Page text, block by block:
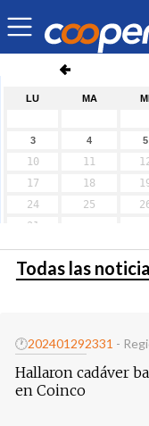
Todas las
🕐202401292331 -
Hallaron cadáver
en Coinco